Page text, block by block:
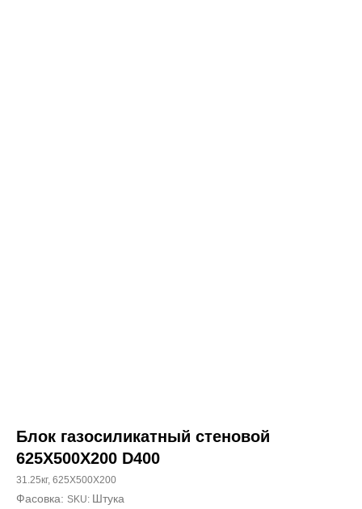
Блок газосиликатный стеновой
625X500Х200 D400
31.25кг, 625X500Х200
SKU: Штука